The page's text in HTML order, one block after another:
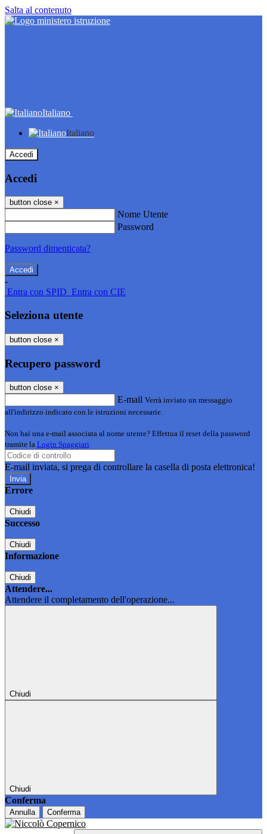
Salta al contenuto
Italiano
Italiano
Accedi
Accedi
button close ×
Nome Utente
Password
Password dimenticata?
-
Entra con SPID Entra con CIE
Seleziona utente
button close ×
Recupero password
button close ×
E-mail Verrà inviato un messaggio
all'indirizzo indicato con le istruzioni necessarie.
Non hai una e-mail associata al nome utente? Effettua il reset della password
tramite la Login Spaggiari
E-mail inviata, si prega di controllare la casella di posta elettronica!
Errore
Chiudi
Successo
Chiudi
Informazione
Chiudi
Attendere...
Attendere il completamento dell'operazione...
Chiudi
Chiudi
Conferma
Annulla Conferma